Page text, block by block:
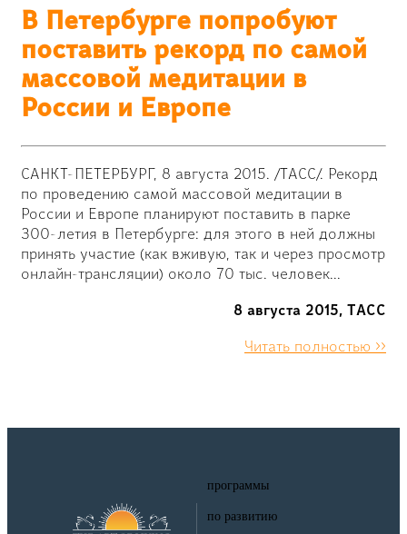
В Петербурге попробуют
поставить рекорд по самой
массовой медитации в
России и Европе
САНКТ-ПЕТЕРБУРГ, 8 августа 2015. /ТАСС/. Рекорд
по проведению самой массовой медитации в
России и Европе планируют поставить в парке
300-летия в Петербурге: для этого в ней должны
принять участие (как вживую, так и через просмотр
онлайн-трансляции) около 70 тыс. человек...
8 августа 2015, ТАСС
Читать полностью >>
программы
по развитию